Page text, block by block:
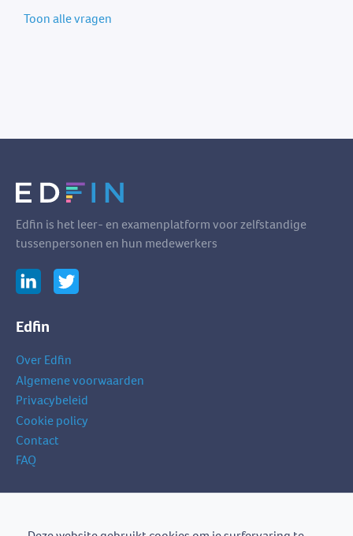
Toon alle vragen
Edfin is het leer- en examenplatform voor zelfstandige
tussenpersonen en hun medewerkers
Edfin
Over Edfin
Algemene voorwaarden
Privacybeleid
Cookie policy
Contact
FAQ
Schrijf je in op onze nieuwsbrief